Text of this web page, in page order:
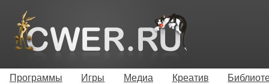
Программы Игры Медиа Креатив